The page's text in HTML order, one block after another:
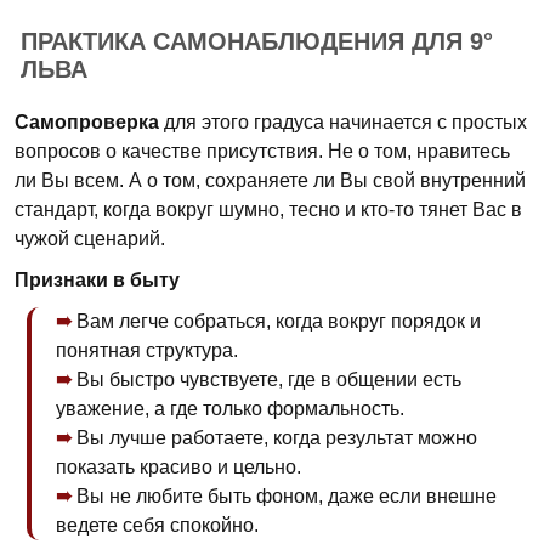
ПРАКТИКА САМОНАБЛЮДЕНИЯ ДЛЯ 9°
ЛЬВА
Самопроверка для этого градуса начинается с простых
вопросов о качестве присутствия. Не о том, нравитесь
ли Вы всем. А о том, сохраняете ли Вы свой внутренний
стандарт, когда вокруг шумно, тесно и кто-то тянет Вас в
чужой сценарий.
Признаки в быту
Вам легче собраться, когда вокруг порядок и
понятная структура.
Вы быстро чувствуете, где в общении есть
уважение, а где только формальность.
Вы лучше работаете, когда результат можно
показать красиво и цельно.
Вы не любите быть фоном, даже если внешне
ведете себя спокойно.